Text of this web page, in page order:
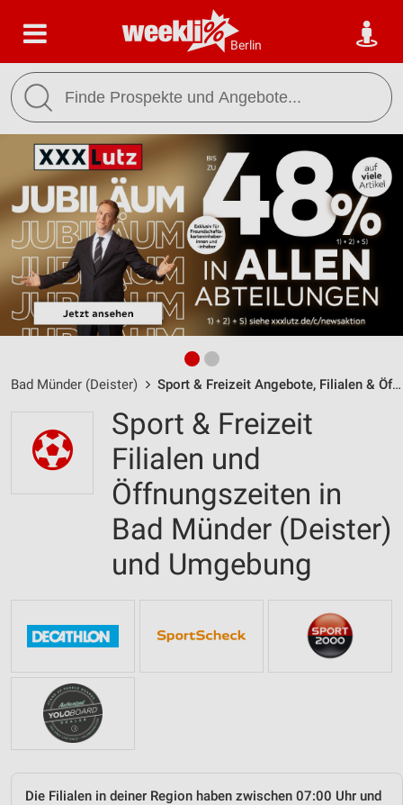
Berlin
Bad Münder (Deister) Sport & Freizeit Angebote, Filialen & Öffnungszeiten
Sport & Freizeit
Filialen und
Öffnungszeiten in
Bad Münder (Deister)
und Umgebung
Die Filialen in deiner Region haben zwischen 07:00 Uhr und